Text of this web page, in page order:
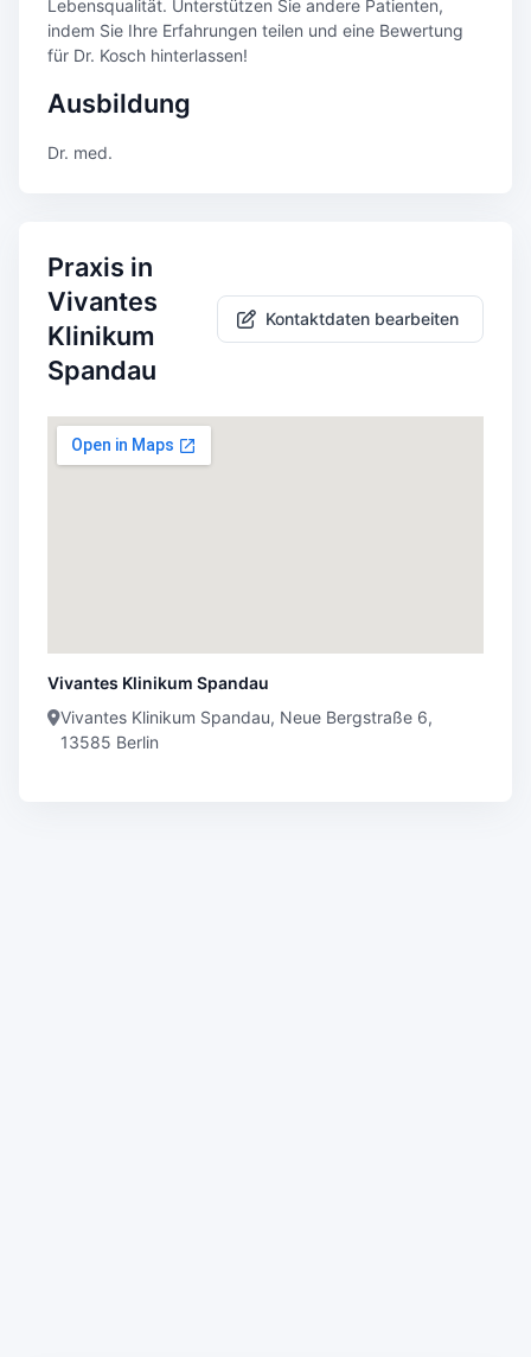
Lebensqualität. Unterstützen Sie andere Patienten,
indem Sie Ihre Erfahrungen teilen und eine Bewertung
für Dr. Kosch hinterlassen!
Ausbildung
Dr. med.
Praxis in
Vivantes
Klinikum
Spandau
Kontaktdaten bearbeiten
Vivantes Klinikum Spandau
Vivantes Klinikum Spandau, Neue Bergstraße 6,
13585 Berlin